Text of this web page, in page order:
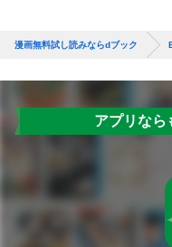
漫画無料試し読みならdブック
アプリなら